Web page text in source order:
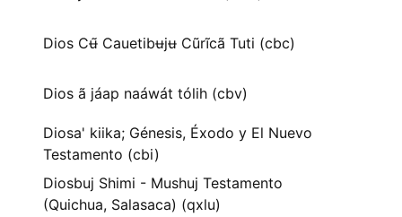
Dios Cʉ̃ Cauetibʉjʉ Cũrĩcã Tuti (cbc)
Dios ã jáap naáwát tólih (cbv)
Diosa' kiika; Génesis, Éxodo y El Nuevo
Testamento (cbi)
Diosbuj Shimi - Mushuj Testamento
(Quichua, Salasaca) (qxlu)